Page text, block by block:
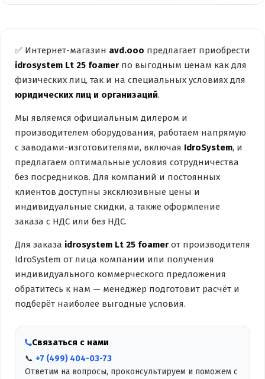
✅ Интернет-магазин avd.ooo предлагает приобрести
idrosystem Lt 25 foamer по выгодным ценам как для
физических лиц, так и на специальных условиях для
юридических лиц и организаций.
Мы являемся официальным дилером и
производителем оборудования, работаем напрямую
с заводами-изготовителями, включая IdroSystem, и
предлагаем оптимальные условия сотрудничества
без посредников. Для компаний и постоянных
клиентов доступны эксклюзивные цены и
индивидуальные скидки, а также оформление
заказа с НДС или без НДС.
Для заказа idrosystem Lt 25 foamer от производителя
IdroSystem от лица компании или получения
индивидуального коммерческого предложения
обратитесь к нам — менеджер подготовит расчёт и
подберёт наиболее выгодные условия.
Связаться с нами
📞 +7 (499) 404-03-73
Ответим на вопросы, проконсультируем и поможем с